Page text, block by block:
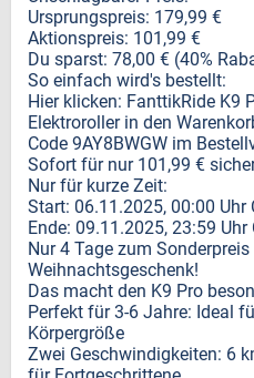
Ursprungspreis: 179,99 €
Aktionspreis: 101,99 €
Du sparst: 78,00 € (40%
So einfach wird's bestellt:
Hier klicken: FanttikRide K9
Elektroroller in den
Code 9AY8BWGW im
Sofort für nur 101,99 €
Nur für kurze Zeit:
Start: 06.11.2025, 00:00 Uhr
Ende: 09.11.2025, 23:59 Uhr
Nur 4 Tage zum
Weihnachtsgeschenk!
Das macht den K9 Pro
Perfekt für 3-6 Jahre: Ideal
Körpergröße
Zwei Geschwindigkeiten: 6